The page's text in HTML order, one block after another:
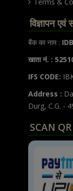
विज्ञापन
बैंक का नाम :
खाता नं. :
IFS CODE:
Address :
Durg, C.G. -
SCAN QR